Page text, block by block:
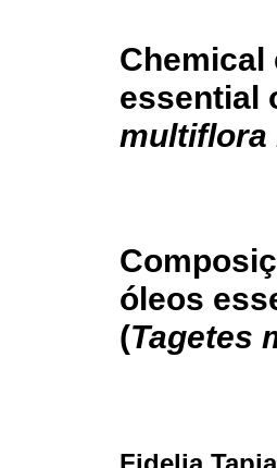
essential
multiflora
óleos
(Tagetes